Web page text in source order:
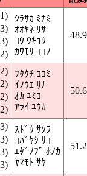
ｼﾗｻｶ ﾐﾅﾐ
ｵｵﾔﾈ ﾘｻ
ｺｳ ｳｷｮｳ
ｶﾜﾓﾘ ｺｺﾉ
ﾌﾀｸﾁ ｺｺﾐ
ｲﾉｳｴ ﾘﾅ
ｵｶ ﾕﾐｺ
ｱﾗｲ ﾕｳｶ
ｽﾄﾞｳ ｻｸﾗ
ｺﾊﾞﾔｼ ﾘｺ
ｴﾀﾞﾉﾌﾞ ﾎﾉｶ
ﾔﾏﾓﾄ ｻﾔ